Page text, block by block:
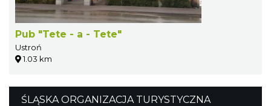
Pub "Tete - a - Tete"
Ustroń
1.03 km
ŚLĄSKA ORGANIZACJA TURYSTYCZNA